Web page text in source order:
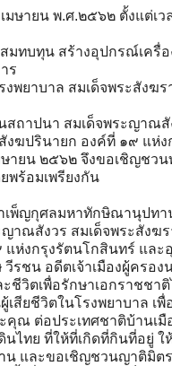
มษายน พ.ศ.๒๕๖๒ ตั้งแต่เว
มทบทุน สร้างอุปกรณ์เครื่
ร
งพยาบาล สมเด็จพระสังฆ
สถาปนา สมเด็จพระญาณสั
งฆปรินายก องค์ที่ ๑๙ แห่ง
ษายน ๒๕๖๒ จึงขอเชิญชว
พร้อมเพรียงกัน
เพ็ญกุศลมหาทักษิณานุปทา
ญาณสังวร สมเด็จพระสังฆ
แห่งกรุงรัตนโกสินทร์ และ
ชน อดีตเจ้าเมืองผู้ครอง
ชีวิตเพื่อรักษาเอกราชชา
สียชีวิตในโรงพยาบาล เพื่
ณ ต่อประเทศชาติบ้านเมื
ไทย ที่ให้ที่เกิดที่กินที่อยู่ ใ
น และขอเชิญชวนญาติมิต